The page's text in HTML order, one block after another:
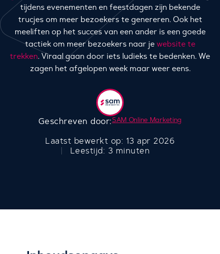
SAM Online Marketing
Geschreven door:
Laatst bewerkt op: 13 apr 2026
Leestijd: 3 minuten
tijdens evenementen en feestdagen zijn bekende
trucjes om meer bezoekers te genereren. Ook het
meeliften op het succes van een ander is een goede
tactiek om meer bezoekers naar je website te
trekken. Viraal gaan door iets ludieks te bedenken. We
zagen het afgelopen week maar weer eens.